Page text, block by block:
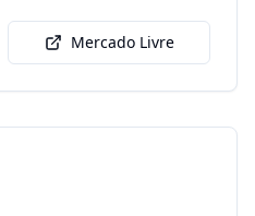
Mercado Livre